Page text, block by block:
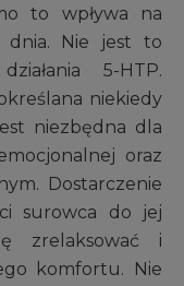
to wpływa na
dnia. Nie jest to
5-HTP.
niekiedy
niezbędna dla
oraz
Dostarczenie
surowca do jej
zrelaksować i
komfortu. Nie